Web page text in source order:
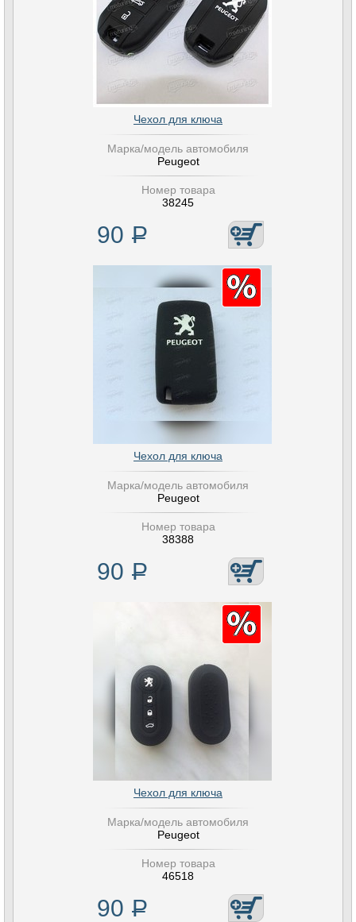
Чехол для ключа
Марка/модель автомобиля
Peugeot
Номер товара
38245
90 Р
Чехол для ключа
Марка/модель автомобиля
Peugeot
Номер товара
38388
90 Р
Чехол для ключа
Марка/модель автомобиля
Peugeot
Номер товара
46518
90 Р